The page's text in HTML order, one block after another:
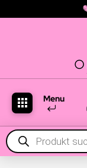
Menu
Products
search